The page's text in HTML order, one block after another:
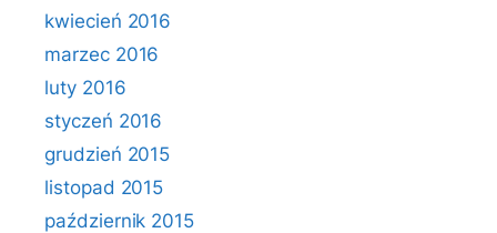
kwiecień 2016
marzec 2016
luty 2016
styczeń 2016
grudzień 2015
listopad 2015
październik 2015